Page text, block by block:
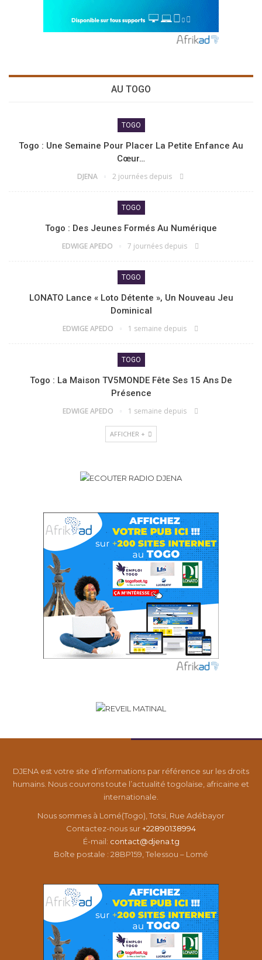
AU TOGO
TOGO
Togo : Une Semaine Pour Placer La Petite Enfance Au
Cœur…
DJENA 2 journées depuis
TOGO
Togo : Des Jeunes Formés Au Numérique
EDWIGE APEDO 7 journées depuis
TOGO
LONATO Lance « Loto Détente », Un Nouveau Jeu
Dominical
EDWIGE APEDO 1 semaine depuis
TOGO
Togo : La Maison TV5MONDE Fête Ses 15 Ans De
Présence
EDWIGE APEDO 1 semaine depuis
AFFICHER +
DJENA est votre site d’informations par référence sur les droits
humains. Nous couvrons toute l’actualité togolaise, africaine et
internationale.
Nous sommes à Lomé(Togo), Totsi, Rue Adébayor
Contactez-nous sur+22890138994
É-mail: contact@djena.tg
Boîte postale : 28BP159, Telessou – Lomé